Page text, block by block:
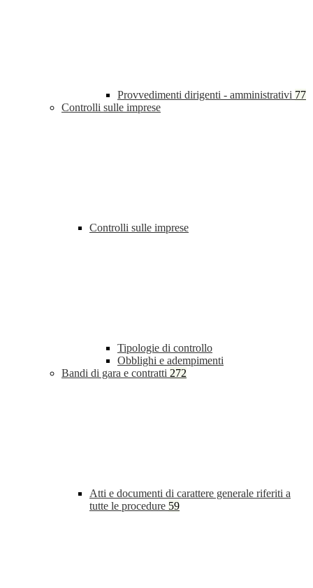
Provvedimenti dirigenti - amministrativi 77
Controlli sulle imprese
Controlli sulle imprese
Tipologie di controllo
Obblighi e adempimenti
Bandi di gara e contratti 272
Atti e documenti di carattere generale riferiti a
tutte le procedure 59